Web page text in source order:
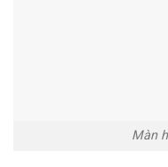
Màn